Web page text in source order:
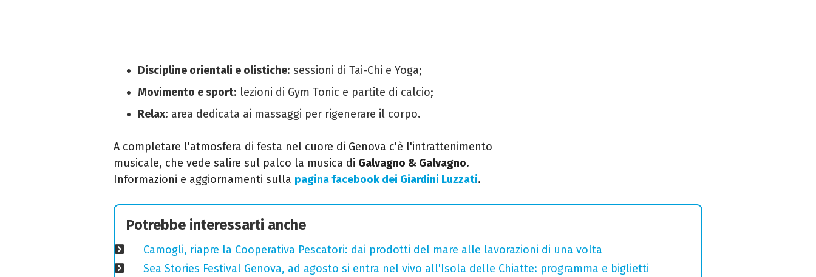
Discipline orientali e olistiche: sessioni di Tai-Chi e Yoga;
Movimento e sport: lezioni di Gym Tonic e partite di calcio;
Relax: area dedicata ai massaggi per rigenerare il corpo.
A completare l'atmosfera di festa nel cuore di Genova c'è l'intrattenimento
musicale, che vede salire sul palco la musica di Galvagno & Galvagno.
Informazioni e aggiornamenti sulla pagina facebook dei Giardini Luzzati.
Potrebbe interessarti anche
Camogli, riapre la Cooperativa Pescatori: dai prodotti del mare alle lavorazioni di una volta
Sea Stories Festival Genova, ad agosto si entra nel vivo all'Isola delle Chiatte: programma e biglietti